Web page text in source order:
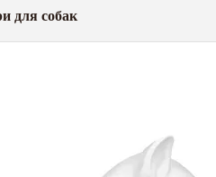
для собак